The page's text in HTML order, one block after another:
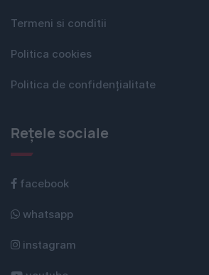
Termeni si conditii
Politica cookies
Politica de confidențialitate
Rețele sociale
facebook
whatsapp
instagram